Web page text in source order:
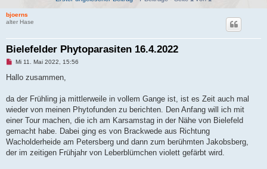
bjoerns
alter Hase
Bielefelder Phytoparasiten 16.4.2022
U
g
e
e
n
r
B
i
Mi 11. Mai 2022, 15:56
Hallo zusammen,
da der Frühling ja mittlerweile in vollem Gange ist, ist es Zeit auch mal
wieder von meinen Phytofunden zu berichten. Den Anfang will ich mit
einer Tour machen, die ich am Karsamstag in der Nähe von Bielefeld
gemacht habe. Dabei ging es von Brackwede aus Richtung
Wacholderheide am Petersberg und dann zum berühmten Jakobsberg,
der im zeitigen Frühjahr von Leberblümchen violett gefärbt wird.